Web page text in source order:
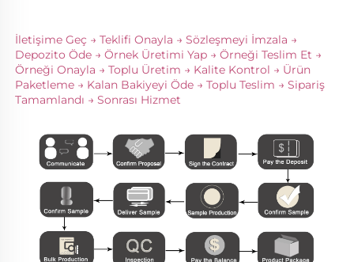
İletişime Geç → Teklifi Onayla → Sözleşmeyi İmzala →
Depozito Öde → Örnek Üretimi Yap → Örneği Teslim Et →
Örneği Onayla → Toplu Üretim → Kalite Kontrol → Ürün
Paketleme → Kalan Bakiyeyi Öde → Toplu Teslim → Sipariş
Tamamlandı → Sonrası Hizmet